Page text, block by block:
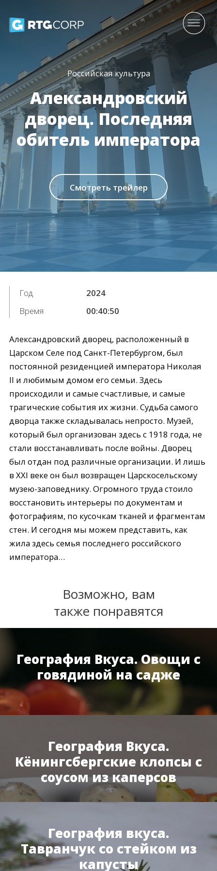
Российская культура
Александровский
дворец. Последняя
обитель императора
Смотреть трейлер
Год
2024
Время
00:40:50
Александровский дворец, расположенный в
Царском Селе под Санкт-Петербургом, был
постоянной резиденцией императора Николая
II и любимым домом его семьи. Здесь
происходили и самые счастливые, и самые
трагические события их жизни. Судьба самого
дворца также складывалась непросто. Музей,
который был организован здесь с 1918 года, не
стали восстанавливать после войны. Дворец
был отдан под различные организации. И лишь
в XXI веке он был возвращен Царскосельскому
музею-заповеднику. Огромного труда стоило
восстановить интерьеры по документам и
фотографиям, по кусочкам тканей и фрагментам
стен. И сегодня мы можем представить, как
жила здесь семья последнего российского
императора…
Возможно, вам
также понравятся
География Вкуса. Овощи с
говядиной на садже
География Вкуса.
Кёнингсбергские клопсы с
соусом из каперсов
География вкуса.
Тавранчук со стейком из
капусты